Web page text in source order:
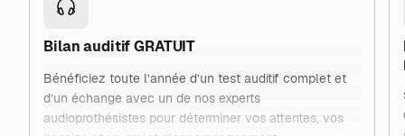
Bilan auditif GRATUIT
Bénéficiez toute l’année d’un test auditif complet et
d’un échange avec un de nos experts
audioprothésistes pour déterminer vos attentes, vos